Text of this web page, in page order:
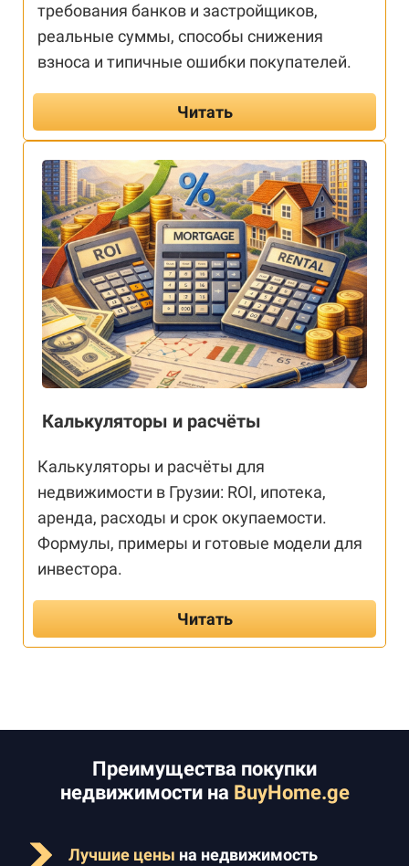
требования банков и застройщиков,
реальные суммы, способы снижения
взноса и типичные ошибки покупателей.
Читать
Калькуляторы и расчёты
Калькуляторы и расчёты для
недвижимости в Грузии: ROI, ипотека,
аренда, расходы и срок окупаемости.
Формулы, примеры и готовые модели для
инвестора.
Читать
Преимущества покупки
недвижимости на BuyHome.ge
Лучшие цены на недвижимость